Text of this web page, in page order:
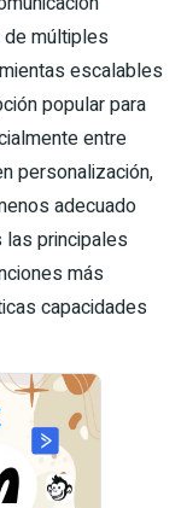
múltiples
escalables
popular para
entre
personalización,
adecuado
las principales
más
capacidades